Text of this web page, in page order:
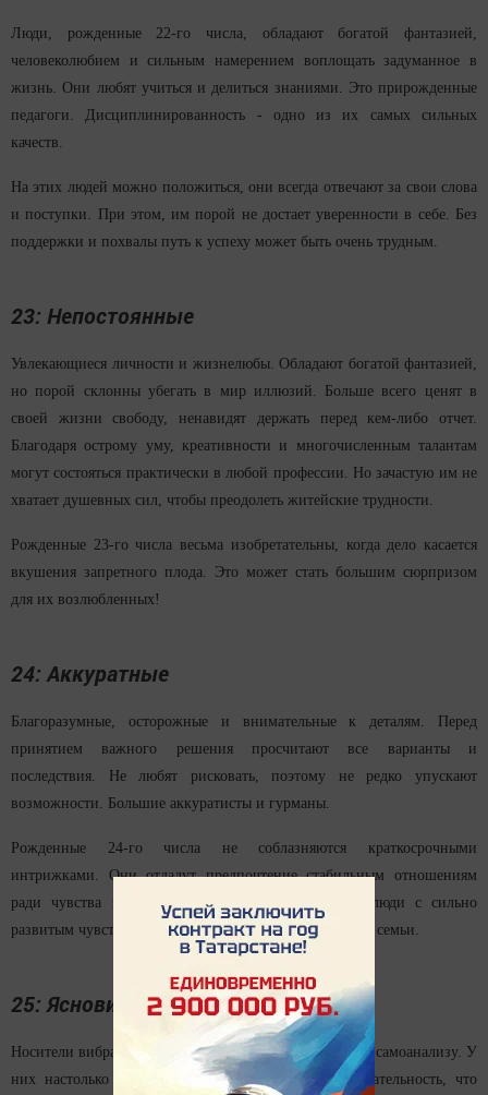
Люди, рожденные 22-го числа, обладают богатой фантазией,
человеколюбием и сильным намерением воплощать задуманное в
жизнь. Они любят учиться и делиться знаниями. Это прирожденные
педагоги. Дисциплинированность - одно из их самых сильных
качеств.
На этих людей можно положиться, они всегда отвечают за свои слова
и поступки. При этом, им порой не достает уверенности в себе. Без
поддержки и похвалы путь к успеху может быть очень трудным.
23: Непостоянные
Увлекающиеся личности и жизнелюбы. Обладают богатой фантазией,
но порой склонны убегать в мир иллюзий. Больше всего ценят в
своей жизни свободу, ненавидят держать перед кем-либо отчет.
Благодаря острому уму, креативности и многочисленным талантам
могут состояться практически в любой профессии. Но зачастую им не
хватает душевных сил, чтобы преодолеть житейские трудности.
Рожденные 23-го числа весьма изобретательны, когда дело касается
вкушения запретного плода. Это может стать большим сюрпризом
для их возлюбленных!
24: Аккуратные
Благоразумные, осторожные и внимательные к деталям. Перед
принятием важного решения просчитают все варианты и
последствия. Не любят рисковать, поэтому не редко упускают
возможности. Большие аккуратисты и гурманы.
Рожденные 24-го числа не соблазняются краткосрочными
интрижками. Они отдадут предпочтение стабильным отношениям
ради чувства защищенности и уверенности. Это люди с сильно
развитым чувством долга, надежный тыл для друзей и семьи.
25: Ясновидящие
Носители вибрации 25-го числа склонны к глубокому самоанализу. У
них настолько сильно развита интуиция и проницательность, что